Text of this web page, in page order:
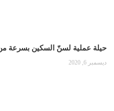
حيلة عملية لسنّ السكين بسرعة
ديسمبر 6, 2020